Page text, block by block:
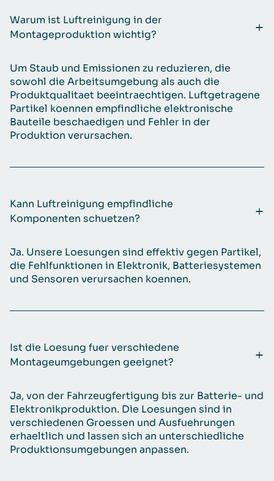
Warum ist Luftreinigung in der
Montageproduktion wichtig?
Um Staub und Emissionen zu reduzieren, die
sowohl die Arbeitsumgebung als auch die
Produktqualitaet beeintraechtigen. Luftgetragene
Partikel koennen empfindliche elektronische
Bauteile beschaedigen und Fehler in der
Produktion verursachen.
Kann Luftreinigung empfindliche
Komponenten schuetzen?
Ja. Unsere Loesungen sind effektiv gegen Partikel,
die Fehlfunktionen in Elektronik, Batteriesystemen
und Sensoren verursachen koennen.
Ist die Loesung fuer verschiedene
Montageumgebungen geeignet?
Ja, von der Fahrzeugfertigung bis zur Batterie- und
Elektronikproduktion. Die Loesungen sind in
verschiedenen Groessen und Ausfuehrungen
erhaeltlich und lassen sich an unterschiedliche
Produktionsumgebungen anpassen.